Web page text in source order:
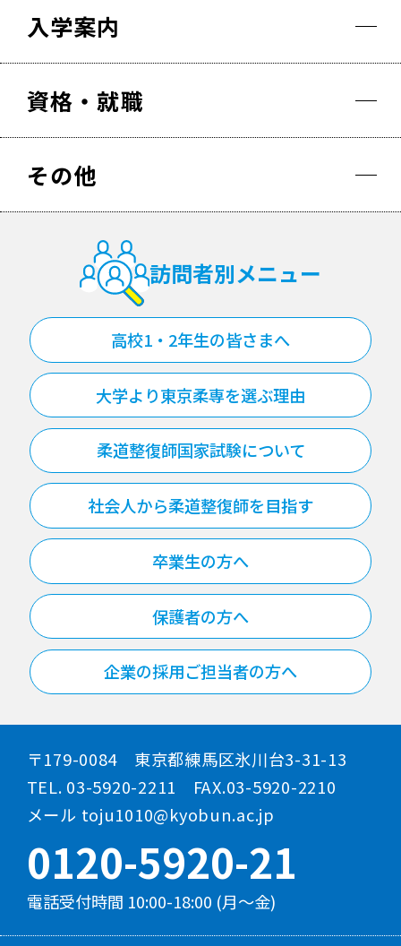
入学案内
資格・就職
その他
訪問者別メニュー
高校1・2年生の皆さまへ
大学より東京柔専を選ぶ理由
柔道整復師国家試験について
社会人から柔道整復師を目指す
卒業生の方へ
保護者の方へ
企業の採用ご担当者の方へ
〒179-0084 東京都練馬区氷川台3-31-13
TEL. 03-5920-2211 FAX.03-5920-2210
メール toju1010@kyobun.ac.jp
0120-5920-21
電話受付時間 10:00-18:00 (月～金)